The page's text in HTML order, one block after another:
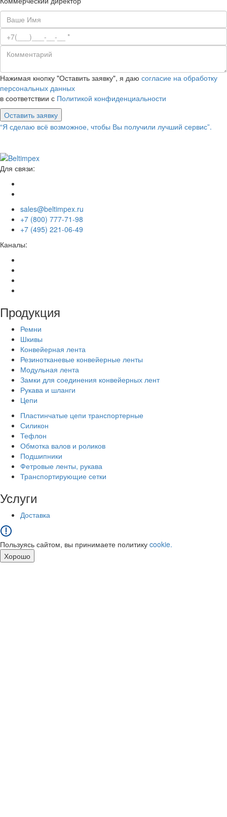
Нажимая кнопку "Оставить заявку", я даю согласие на обработку
персональных данных
в соответствии с Политикой конфиденциальности
Оставить заявку
“Я сделаю всё возможное, чтобы Вы получили лучший сервис”.
Для связи:
sales@beltimpex.ru
+7 (800) 777-71-98
+7 (495) 221-06-49
Каналы:
Продукция
Ремни
Шкивы
Конвейерная лента
Резинотканевые конвейерные ленты
Модульная лента
Замки для соединения конвейерных лент
Рукава и шланги
Цепи
Пластинчатые цепи транспортерные
Силикон
Тефлон
Обмотка валов и роликов
Подшипники
Фетровые ленты, рукава
Транспортирующие сетки
Услуги
Доставка
Пользуясь сайтом, вы принимаете политику cookie.
Хорошо